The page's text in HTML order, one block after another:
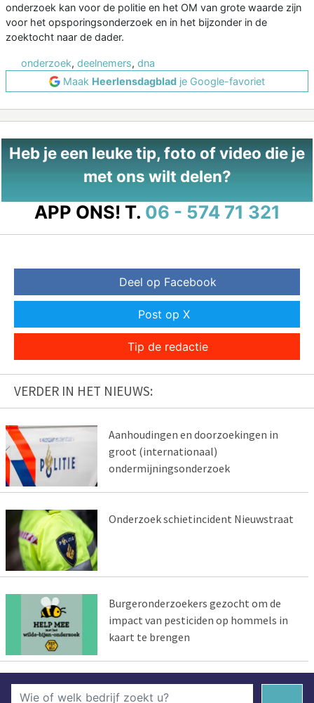
onderzoek kan voor de politie en het OM van grote waarde zijn
voor het opsporingsonderzoek en in het bijzonder in de
zoektocht naar de dader.
onderzoek, deelnemers, dna
Maak Heerlensdagblad je Google-favoriet
Heb je een leuke tip, foto of video die je
met ons wilt delen?
APP ONS! T. 06 - 574 71 321
Deel op Facebook
Post op X
Tip de redactie
VERDER IN HET NIEUWS:
Aanhoudingen en doorzoekingen in
groot (internationaal)
ondermijningsonderzoek
Onderzoek schietincident Nieuwstraat
Burgeronderzoekers gezocht om de
impact van pesticiden op hommels in
kaart te brengen